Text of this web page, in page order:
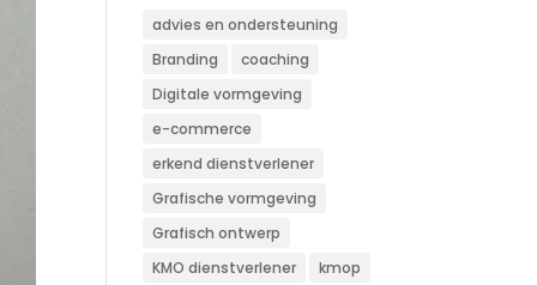
advies en ondersteuning
Branding
coaching
Digitale vormgeving
e-commerce
erkend dienstverlener
Grafische vormgeving
Grafisch ontwerp
KMO dienstverlener
kmop